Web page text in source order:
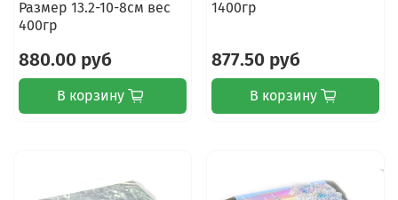
Размер 13.2-10-8см вес
400гр
880.00 руб
В корзину
1400гр
877.50 руб
В корзину